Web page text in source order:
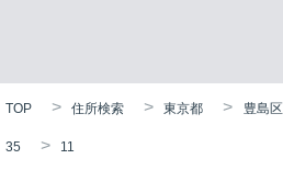
TOP 住所検索 東京都 豊島区
35 11